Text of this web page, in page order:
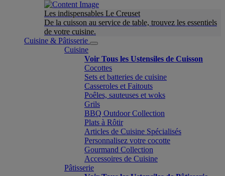
Les indispensables Le Creuset
De la cuisson au service de table, trouvez les essentiels
de votre cuisine.
Cuisine & Pâtisserie
Cuisine
Voir Tous les Ustensiles de Cuisson
Cocottes
Sets et batteries de cuisine
Casseroles et Faitouts
Poêles, sauteuses et woks
Grils
BBQ Outdoor Collection
Plats à Rôtir
Articles de Cuisine Spécialisés
Personnalisez votre cocotte
Gourmand Collection
Accessoires de Cuisine
Pâtisserie